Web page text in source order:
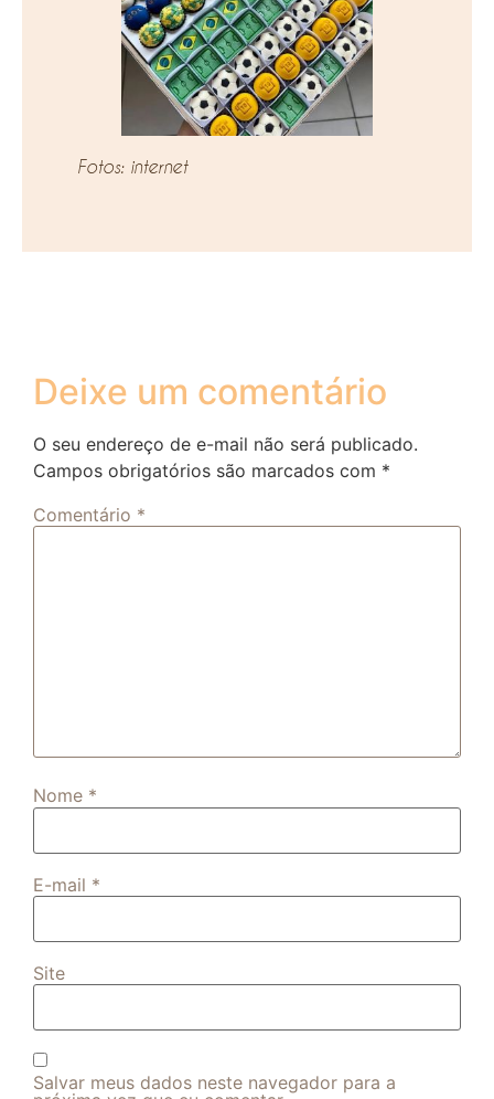
Fotos: internet
Deixe um comentário
O seu endereço de e-mail não será publicado.
Campos obrigatórios são marcados com *
Comentário *
Nome *
E-mail *
Site
Salvar meus dados neste navegador para a